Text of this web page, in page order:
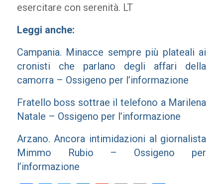
esercitare con serenità. LT
Leggi anche:
Campania. Minacce sempre più plateali ai
cronisti che parlano degli affari della
camorra – Ossigeno per l’informazione
Fratello boss sottrae il telefono a Marilena
Natale – Ossigeno per l’informazione
Arzano. Ancora intimidazioni al giornalista
Mimmo Rubio – Ossigeno per
l’informazione